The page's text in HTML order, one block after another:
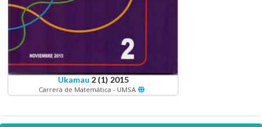
Ukamau 2 (1) 2015
Carrera de Matemática - UMSA